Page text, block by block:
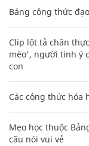
Bảng công thức
Clip lột tả chân
mèo', người tinh ý
con
Các công thức hóa
Mẹo học thuộc
câu nói vui vẻ